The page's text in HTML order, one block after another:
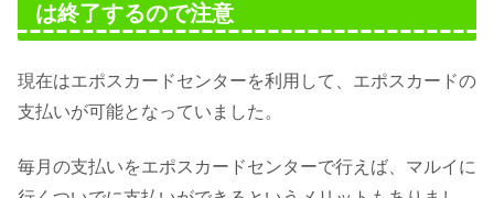
は終了するので注意
現在はエポスカードセンターを利用して、エポスカードの
支払いが可能となっていました。
毎月の支払いをエポスカードセンターで行えば、マルイに